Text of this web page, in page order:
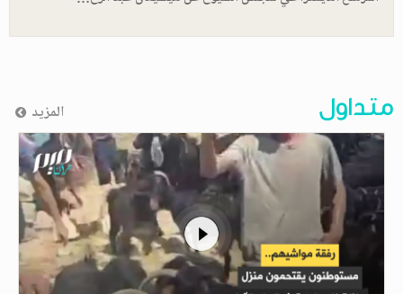
متداول المزيد